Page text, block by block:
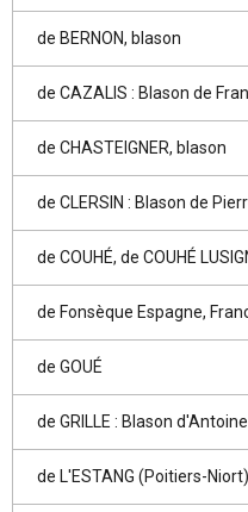
de BERNON, blason
de CAZALIS : Blason de
de CHASTEIGNER, blason
de CLERSIN : Blason de
de COUHÉ, de COUHÉ
de Fonsèque Espagne,
de GOUÉ
de GRILLE : Blason
de L'ESTANG (Poitiers-Niort)